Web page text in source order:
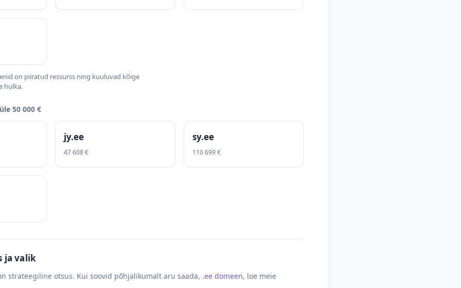
on piiratud ressurss ning kuuluvad kõige
hulka.
50 000 €
jy.ee
47 608 €
sy.ee
110 699 €
ja valik
strateegiline otsus. Kui soovid põhjalikumalt aru saada, .ee domeen, loe meie